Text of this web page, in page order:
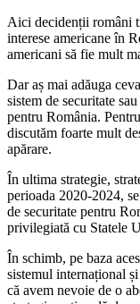
Aici decidenții români
interese americane în
americani să fie mult
Dar aș mai adăuga
sistem de securitate
pentru România.
discutăm foarte mult
apărare.
În ultima strategie,
perioada 2020-2024,
de securitate pentru
privilegiată cu Statele
În schimb, pe baza
sistemul internațional
că avem nevoie de o